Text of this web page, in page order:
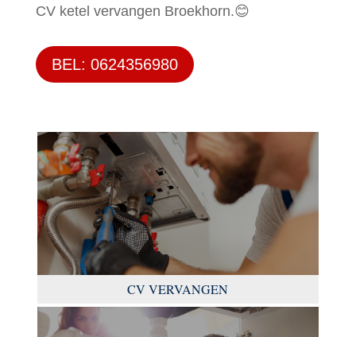
CV ketel vervangen Broekhorn.😊
BEL: 0624356980
CV VERVANGEN